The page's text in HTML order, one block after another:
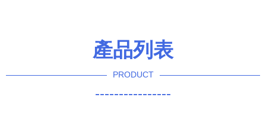
產品列表
PRODUCT
----------------